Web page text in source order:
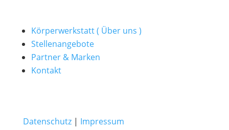
Körperwerkstatt ( Über uns )
Stellenangebote
Partner & Marken
Kontakt
Datenschutz| Impressum